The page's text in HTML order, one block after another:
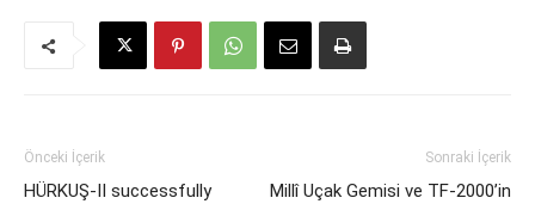
Önceki İçerik
HÜRKUŞ-II successfully
Sonraki İçerik
Millî Uçak Gemisi ve TF-2000’in